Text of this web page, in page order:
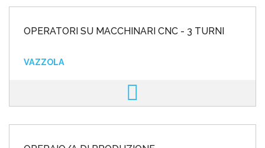
OPERATORI SU MACCHINARI CNC - 3 TURNI
VAZZOLA